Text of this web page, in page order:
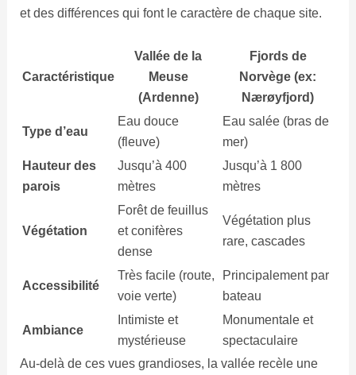
et des différences qui font le caractère de chaque site.
Caractéristique
Vallée de la
Meuse
(Ardenne)
Fjords de
Norvège (ex:
Nærøyfjord)
Type d’eau
Eau douce
(fleuve)
Eau salée (bras de
mer)
Hauteur des
parois
Jusqu’à 400
mètres
Jusqu’à 1 800
mètres
Végétation
Forêt de feuillus
et conifères
dense
Végétation plus
rare, cascades
Accessibilité
Très facile (route,
voie verte)
Principalement par
bateau
Ambiance
Intimiste et
mystérieuse
Monumentale et
spectaculaire
Au-delà de ces vues grandioses, la vallée recèle une